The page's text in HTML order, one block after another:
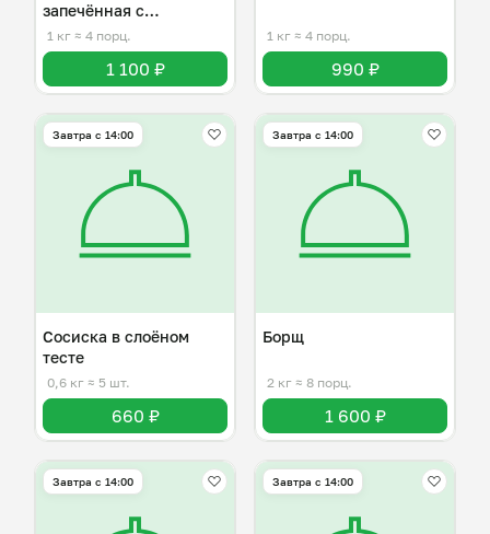
запечённая с
картофелем
1 кг ≈ 4 порц.
1 100 ₽
1 кг ≈ 4 порц.
990 ₽
Завтра c 14:00
Сосиска в слоёном
тесте
0,6 кг ≈ 5 шт.
660 ₽
Завтра c 14:00
Борщ
2 кг ≈ 8 порц.
1 600 ₽
Завтра c 14:00 Завтра c 14:00